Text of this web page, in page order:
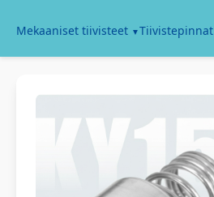
Mekaaniset tiivisteet Tiivistepinnat